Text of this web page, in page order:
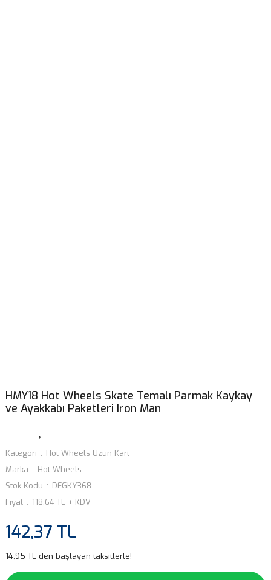
HMY18 Hot Wheels Skate Temalı Parmak Kaykay
ve Ayakkabı Paketleri Iron Man
Kategori
Hot Wheels Uzun Kart
Marka
Hot Wheels
Stok Kodu
DFGKY368
Fiyat
118,64 TL + KDV
142,37 TL
14,95 TL den başlayan taksitlerle!